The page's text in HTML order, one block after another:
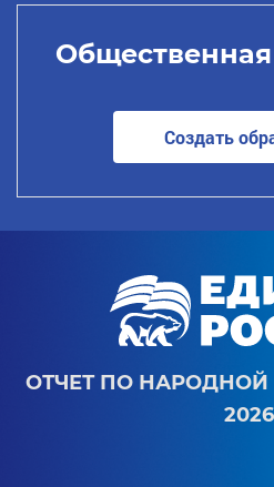
Создать
ОТЧЕТ ПО НАРОДНОЙ
2026